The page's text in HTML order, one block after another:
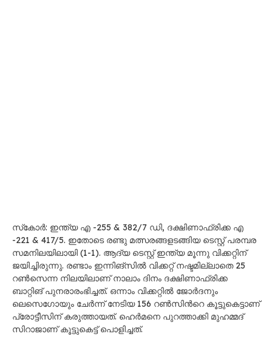
സ്‌കോര്‍: ഇന്ത്യ എ -255 & 382/7 ഡി, ദക്ഷിണാഫ്രിക്ക എ
-221 & 417/5. ഇതോടെ രണ്ടു മത്സരങ്ങളടങ്ങിയ ടെസ്റ്റ് പരമ്പര
സമനിലയിലായി (1-1). ആദ്യ ടെസ്റ്റ് ഇന്ത്യ മൂന്നു വിക്കറ്റിന്
ജയിച്ചിരുന്നു. രണ്ടാം ഇന്നിങ്സിൽ വിക്കറ്റ് നഷ്ടമില്ലാതെ 25
റൺസെന്ന നിലയിലാണ് നാലാം ദിനം ദക്ഷിണാഫ്രിക്ക
ബാറ്റിങ് പുനരാരംഭിച്ചത്. ഒന്നാം വിക്കറ്റിൽ ജോർദനും
ലെസെഗോയും ചേർന്ന് നേടിയ 156 റൺസിന്‍റെ കൂട്ടുകെട്ടാണ്
പ്രോട്ടീസിന് കരുത്തായത്. ഹെര്‍മനെ പുറത്താക്കി മുഹമ്മദ്
സിറാജാണ് കൂട്ടുകെട്ട് പൊളിച്ചത്.